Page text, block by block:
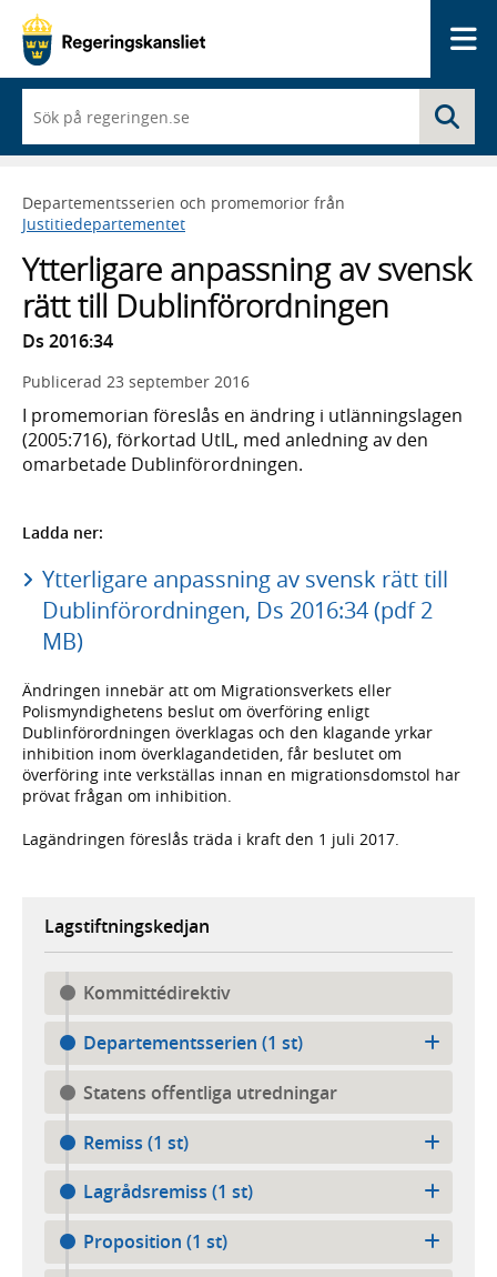
du
börjar
skriva
framträder
en
med
sökförslag
Departementsserien och promemorior från
Justitiedepartementet
Ytterligare anpassning av svensk
rätt till Dublinförordningen
Ds 2016:34
Publicerad 23 september 2016
I promemorian föreslås en ändring i utlänningslagen
(2005:716), förkortad UtlL, med anledning av den
omarbetade Dublinförordningen.
Ladda ner:
Ytterligare anpassning av svensk rätt till
Dublinförordningen, Ds 2016:34 (pdf 2
MB)
Ändringen innebär att om Migrationsverkets eller
Polismyndighetens beslut om överföring enligt
Dublinförordningen överklagas och den klagande yrkar
inhibition inom överklagandetiden, får beslutet om
överföring inte verkställas innan en migrationsdomstol har
prövat frågan om inhibition.
Lagändringen föreslås träda i kraft den 1 juli 2017.
Lagstiftningskedjan
Kommittédirektiv
Departementsserien (1 st)
Statens offentliga utredningar
Remiss (1 st)
Lagrådsremiss (1 st)
Proposition (1 st)